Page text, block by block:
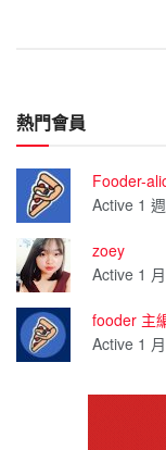
熱門會員
Fooder-
Active 1
zoey
Active 1
fooder 主
Active 1